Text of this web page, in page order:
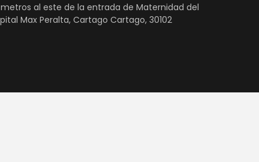
metros al este de la entrada de Maternidad del
Max Peralta, Cartago Cartago, 30102